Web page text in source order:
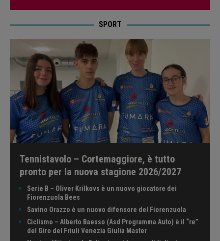
SPORT
Tennistavolo – Cortemaggiore, è tutto
pronto per la nuova stagione 2026/2027
Serie B – Oliver Krilkovs è un nuovo giocatore dei
Fiorenzuola Bees
Savino Orazzo è un nuovo difensore del Fiorenzuola
Ciclismo – Alberto Baesso (Asd Programma Auto) è il “re”
del Giro del Friuli Venezia Giulia Master